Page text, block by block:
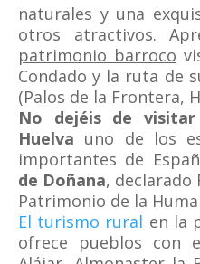
naturales y una
otros atractivos.
patrimonio barroco
Condado y la ruta de
(Palos de la Frontera,
No dejéis de
Huelva uno de los
importantes de
de Doñana, declarado
Patrimonio de la
El turismo rural en la
ofrece pueblos con